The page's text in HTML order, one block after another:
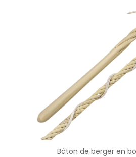
Bâton de berger en